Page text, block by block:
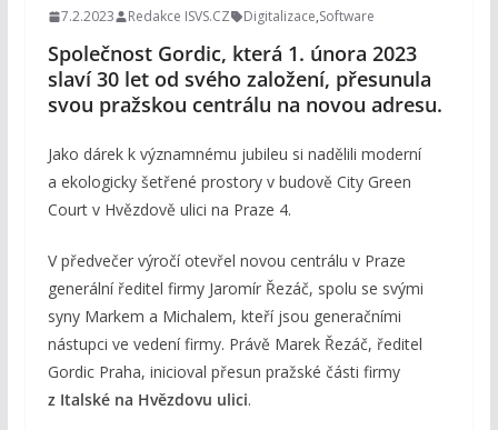
7.2.2023 Redakce ISVS.CZ Digitalizace,Software
Společnost Gordic, která 1. února 2023
slaví 30 let od svého založení, přesunula
svou pražskou centrálu na novou adresu.
Jako dárek k významnému jubileu si nadělili moderní
a ekologicky šetřené prostory v budově City Green
Court v Hvězdově ulici na Praze 4.
V předvečer výročí otevřel novou centrálu v Praze
generální ředitel firmy Jaromír Řezáč, spolu se svými
syny Markem a Michalem, kteří jsou generačními
nástupci ve vedení firmy. Právě Marek Řezáč, ředitel
Gordic Praha, inicioval přesun pražské části firmy
z Italské na Hvězdovu ulici.